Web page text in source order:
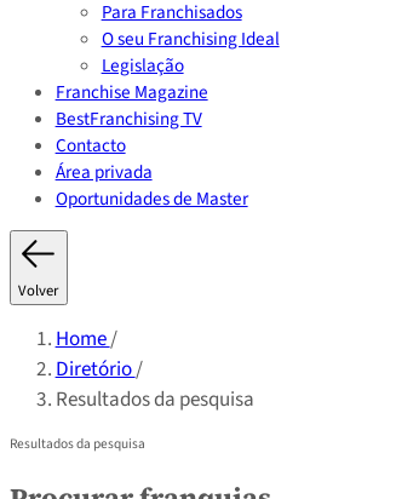
Para Franchisadores
Para Franchisados
O seu Franchising Ideal
Legislação
Franchise Magazine
BestFranchising TV
Contacto
Área privada
Oportunidades de Master
Volver
Home/
Resultados da pesquisa